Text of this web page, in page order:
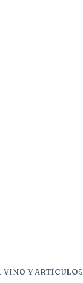
Y ARTÍCULOS